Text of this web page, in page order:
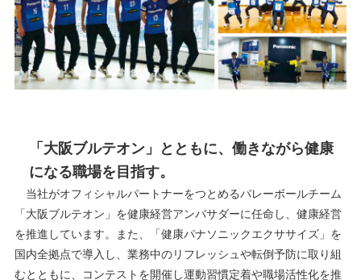
「大阪ブルテオン」とともに、働きながら健康
になる職場を目指す。
当社がオフィシャルパートナーをつとめるバレーボールチーム
「大阪ブルテオン」を健康経営アンバサダーに任命し、健康経営
を推進しています。また、「健康パナソニックエクササイズ」を
国内全拠点で導入し、業務中のリフレッシュや転倒予防に取り組
むとともに、コンテストを開催し運動習慣定着や職場活性化を推